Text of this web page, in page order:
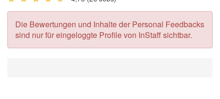
Die Bewertungen und Inhalte der Personal Feedbacks
sind nur für eingeloggte Profile von InStaff sichtbar.